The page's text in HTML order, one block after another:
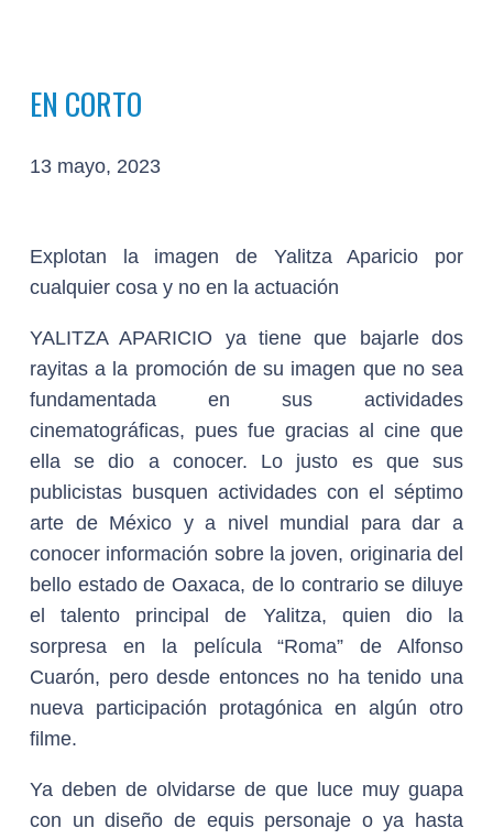
EN CORTO
13 mayo, 2023
Explotan la imagen de Yalitza Aparicio por
cualquier cosa y no en la actuación
YALITZA APARICIO ya tiene que bajarle dos
rayitas a la promoción de su imagen que no sea
fundamentada en sus actividades
cinematográficas, pues fue gracias al cine que
ella se dio a conocer. Lo justo es que sus
publicistas busquen actividades con el séptimo
arte de México y a nivel mundial para dar a
conocer información sobre la joven, originaria del
bello estado de Oaxaca, de lo contrario se diluye
el talento principal de Yalitza, quien dio la
sorpresa en la película “Roma” de Alfonso
Cuarón, pero desde entonces no ha tenido una
nueva participación protagónica en algún otro
filme.
Ya deben de olvidarse de que luce muy guapa
con un diseño de equis personaje o ya hasta